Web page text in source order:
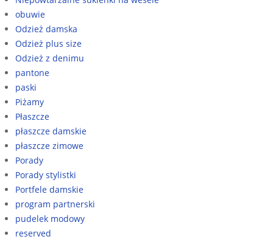
obuwie
Odzież damska
Odzież plus size
Odzież z denimu
pantone
paski
Piżamy
Płaszcze
płaszcze damskie
płaszcze zimowe
Porady
Porady stylistki
Portfele damskie
program partnerski
pudelek modowy
reserved